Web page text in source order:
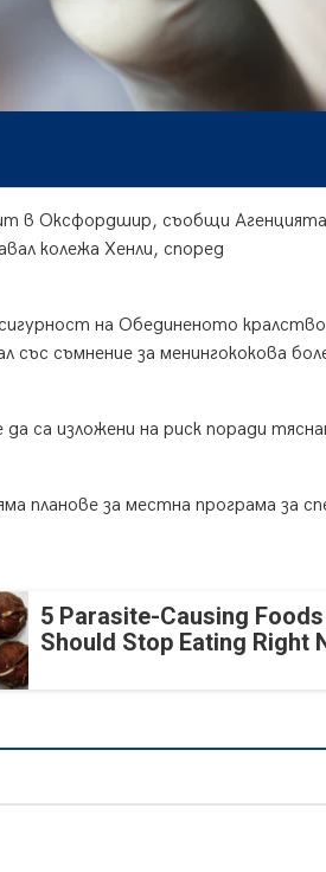
в Оксфордшир, съобщи
колежа Хенли, според
на Обединеното кралство
съмнение за менингококова
са изложени на риск поради
планове за местна програма за
5 Parasite-Causing
Should Stop Eating Right